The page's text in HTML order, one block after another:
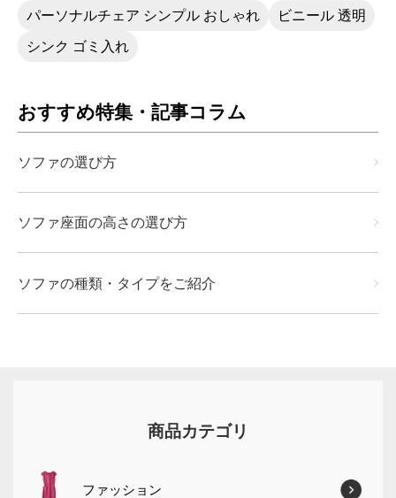
パーソナルチェア シンプル おしゃれ ビニール 透明
シンク ゴミ入れ
おすすめ特集・記事コラム
ソファの選び方
ソファ座面の高さの選び方
ソファの種類・タイプをご紹介
商品カテゴリ
ファッション